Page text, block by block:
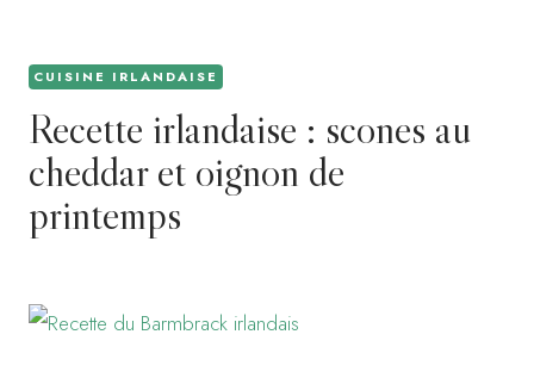
CUISINE IRLANDAISE
Recette irlandaise : scones au
cheddar et oignon de
printemps